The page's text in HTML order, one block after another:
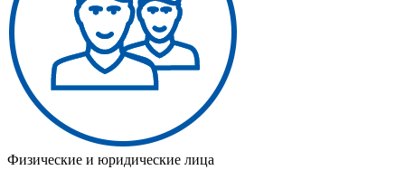
Физические и юридические лица